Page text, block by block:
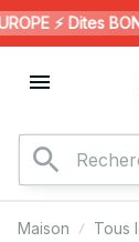
⚡️ Dites
Maison Tous